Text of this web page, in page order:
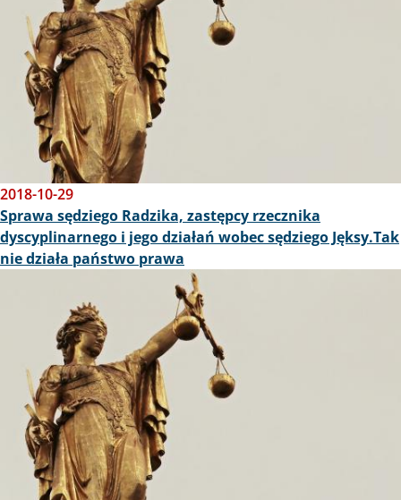
2018-10-29
Sprawa sędziego Radzika, zastępcy rzecznika
dyscyplinarnego i jego działań wobec sędziego Jęksy.Tak
nie działa państwo prawa